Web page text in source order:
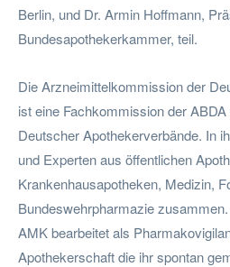
Berlin, und Dr. Armin Hoffmann,
Bundesapothekerkammer, teil.
Die Arzneimittelkommission der
ist eine Fachkommission der
Deutscher Apothekerverbände. In
und Experten aus öffentlichen
Krankenhausapotheken, Medizin,
Bundeswehrpharmazie
AMK bearbeitet als
Apothekerschaft die ihr spontan